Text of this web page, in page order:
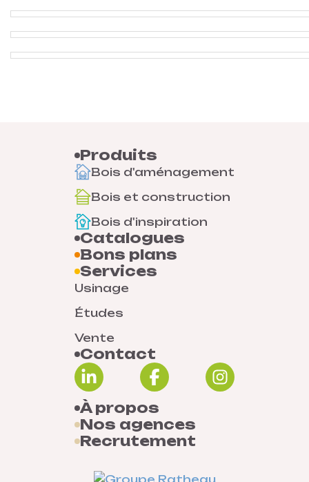
Produits
Bois d'aménagement
Bois et construction
Bois d'inspiration
Catalogues
Bons plans
Services
Usinage
Études
Vente
Contact
À propos
Nos agences
Recrutement